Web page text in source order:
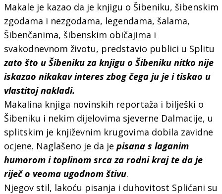
Makale je kazao da je knjigu o Šibeniku, šibenskim
zgodama i nezgodama, legendama, šalama,
Šibenčanima, šibenskim običajima i
svakodnevnom životu, predstavio publici u Splitu
zato što u Šibeniku za knjigu o Šibeniku nitko nije
iskazao nikakav interes zbog čega ju je i tiskao u
vlastitoj nakladi.
Makalina knjiga novinskih reportaža i bilješki o
Šibeniku i nekim dijelovima sjeverne Dalmacije, u
splitskim je književnim krugovima dobila zavidne
ocjene. Naglašeno je da je pisana s laganim
humorom i toplinom srca za rodni kraj te da je
riječ o veoma ugodnom štivu.
Njegov stil, lakoću pisanja i duhovitost Splićani su